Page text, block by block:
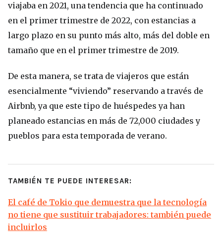
viajaba en 2021, una tendencia que ha continuado
en el primer trimestre de 2022, con estancias a
largo plazo en su punto más alto, más del doble en
tamaño que en el primer trimestre de 2019.
De esta manera, se trata de viajeros que están
esencialmente “viviendo” reservando a través de
Airbnb, ya que este tipo de huéspedes ya han
planeado estancias en más de 72,000 ciudades y
pueblos para esta temporada de verano.
TAMBIÉN TE PUEDE INTERESAR:
El café de Tokio que demuestra que la tecnología
no tiene que sustituir trabajadores: también puede
incluirlos